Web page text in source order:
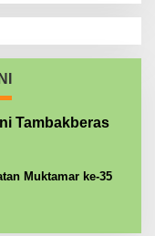
Tambakberas
Muktamar ke-35